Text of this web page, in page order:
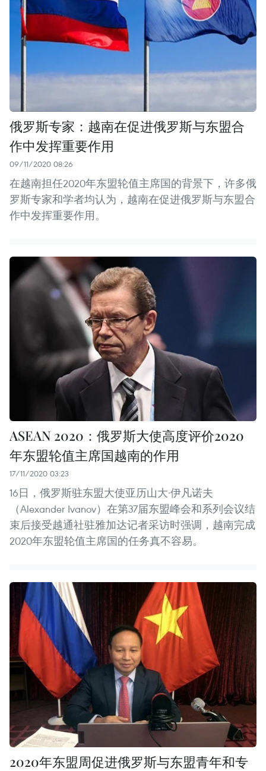
俄罗斯专家：越南在促进俄罗斯与东盟合
作中发挥重要作用
09/11/2020 08:26
在越南担任2020年东盟轮值主席国的背景下，许多俄
罗斯专家和学者均认为，越南在促进俄罗斯与东盟合
作中发挥重要作用。
ASEAN 2020：俄罗斯大使高度评价2020
年东盟轮值主席国越南的作用
17/11/2020 03:23
16日，俄罗斯驻东盟大使亚历山大·伊凡诺夫
（Alexander Ivanov）在第37届东盟峰会和系列会议结
束后接受越通社驻雅加达记者采访时强调，越南完成
2020年东盟轮值主席国的任务真不容易。
2020年东盟周促进俄罗斯与东盟青年和专